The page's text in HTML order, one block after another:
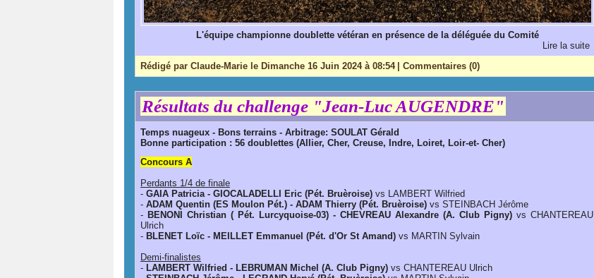
L'équipe championne doublette vétéran en présence de la déléguée du Comité
Lire la suite
Rédigé par Claude-Marie le Dimanche 16 Juin 2024 à 08:54
Commentaires (0)
Résultats du challenge "Jean-Luc AUGENDRE"
Temps nuageux - Bons terrains - Arbitrage: SOULAT Gérald
Bonne participation : 56 doublettes (Allier, Cher, Creuse, Indre, Loiret, Loir-et- Cher)
Concours A
Perdants 1/4 de finale
- GAIA Patricia - GIOCALADELLI Eric (Pét. Bruèroise) vs LAMBERT Wilfried
- ADAM Quentin (ES Moulon Pét.) - ADAM Thierry (Pét. Bruèroise) vs STEINBACH Jérôme
- BENONI Christian ( Pét. Lurcyquoise-03) - CHEVREAU Alexandre (A. Club Pigny) vs CHANTEREAU
Ulrich
- BLENET Loïc - MEILLET Emmanuel (Pét. d'Or St Amand) vs MARTIN Sylvain
Demi-finalistes
- LAMBERT Wilfried - LEBRUMAN Michel (A. Club Pigny) vs CHANTEREAU Ulrich